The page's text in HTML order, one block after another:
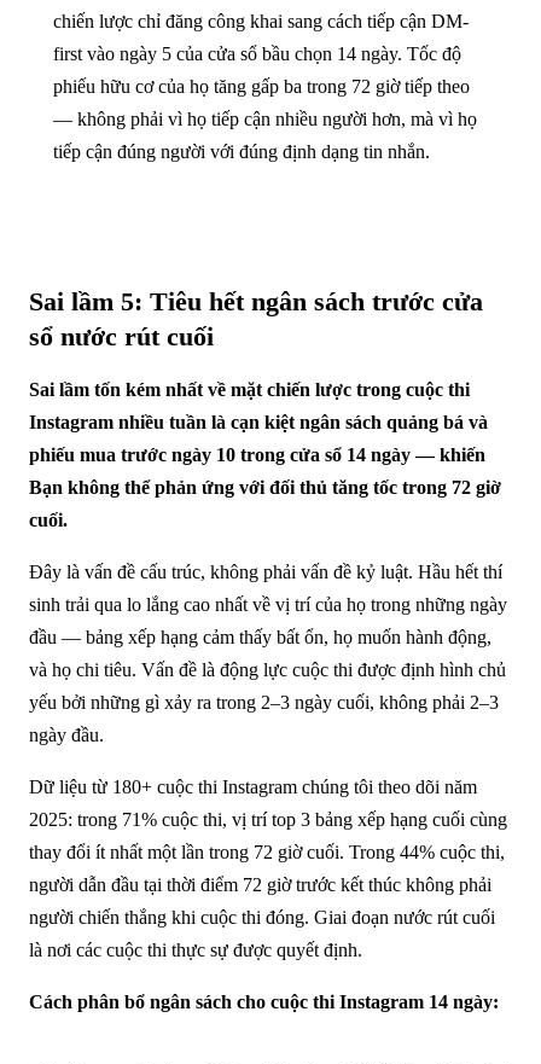
chiến lược chỉ đăng công khai sang cách tiếp cận DM-
first vào ngày 5 của cửa sổ bầu chọn 14 ngày. Tốc độ
phiếu hữu cơ của họ tăng gấp ba trong 72 giờ tiếp theo
— không phải vì họ tiếp cận nhiều người hơn, mà vì họ
tiếp cận đúng người với đúng định dạng tin nhắn.
Sai lầm 5: Tiêu hết ngân sách trước cửa
sổ nước rút cuối
Sai lầm tốn kém nhất về mặt chiến lược trong cuộc thi
Instagram nhiều tuần là cạn kiệt ngân sách quảng bá và
phiếu mua trước ngày 10 trong cửa sổ 14 ngày — khiến
Bạn không thể phản ứng với đối thủ tăng tốc trong 72 giờ
cuối.
Đây là vấn đề cấu trúc, không phải vấn đề kỷ luật. Hầu hết thí
sinh trải qua lo lắng cao nhất về vị trí của họ trong những ngày
đầu — bảng xếp hạng cảm thấy bất ổn, họ muốn hành động,
và họ chi tiêu. Vấn đề là động lực cuộc thi được định hình chủ
yếu bởi những gì xảy ra trong 2–3 ngày cuối, không phải 2–3
ngày đầu.
Dữ liệu từ 180+ cuộc thi Instagram chúng tôi theo dõi năm
2025: trong 71% cuộc thi, vị trí top 3 bảng xếp hạng cuối cùng
thay đổi ít nhất một lần trong 72 giờ cuối. Trong 44% cuộc thi,
người dẫn đầu tại thời điểm 72 giờ trước kết thúc không phải
người chiến thắng khi cuộc thi đóng. Giai đoạn nước rút cuối
là nơi các cuộc thi thực sự được quyết định.
Cách phân bổ ngân sách cho cuộc thi Instagram 14 ngày: